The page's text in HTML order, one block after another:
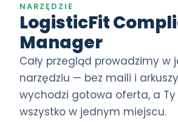
NARZĘDZIE
LogisticFit
Manager
Cały przegląd prowadzimy w
narzędziu — bez maili i
wychodzi gotowa oferta, a Ty
wszystko w jednym miejscu.